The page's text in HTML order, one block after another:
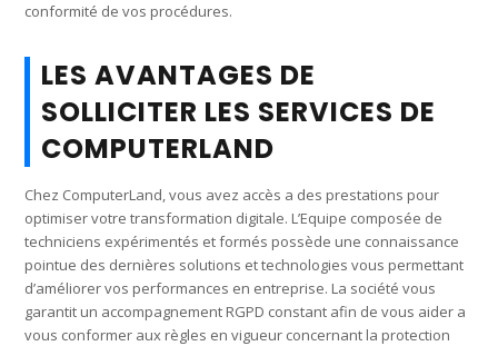
conformité de vos procédures.
LES AVANTAGES DE
SOLLICITER LES SERVICES DE
COMPUTERLAND
Chez ComputerLand, vous avez accès a des prestations pour
optimiser votre transformation digitale. L’Equipe composée de
techniciens expérimentés et formés possède une connaissance
pointue des dernières solutions et technologies vous permettant
d’améliorer vos performances en entreprise. La société vous
garantit un accompagnement RGPD constant afin de vous aider a
vous conformer aux règles en vigueur concernant la protection